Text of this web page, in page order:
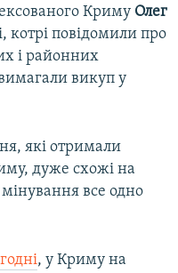
Криму Олег
котрі повідомили про
і районних
вимагали викуп у
які отримали
дуже схожі на
все одно
, у Криму на